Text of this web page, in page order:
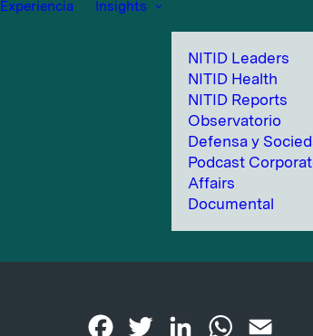
Experiencia Insights
NITID Leaders
NITID Health
NITID Reports
Observatorio
Defensa y
Podcast
Affairs
Documental
FacebookTwitter LinkedInWhatsApp